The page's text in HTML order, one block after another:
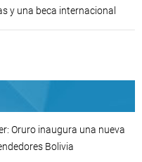
y una beca internacional
Oruro inaugura una nueva
Bolivia